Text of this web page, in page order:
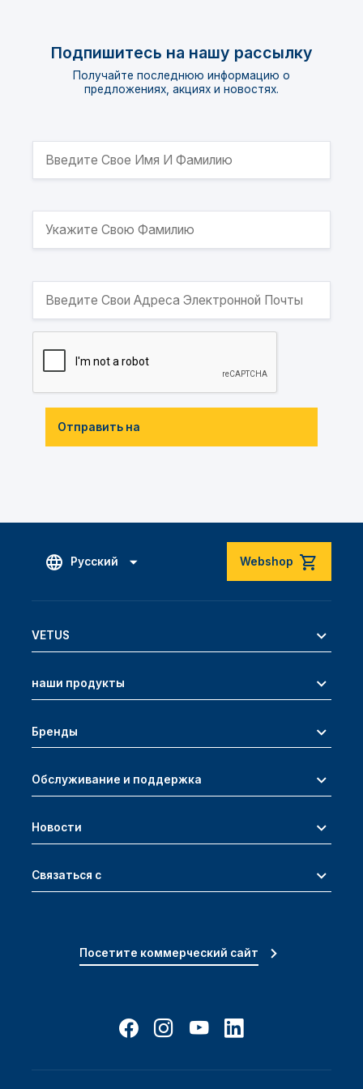
Подпишитесь на нашу рассылку
Получайте последнюю информацию о
предложениях, акциях и новостях.
Отправить на
Русский Webshop
VETUS
наши продукты
Бренды
Обслуживание и поддержка
Новости
Связаться с
Посетите коммерческий сайт